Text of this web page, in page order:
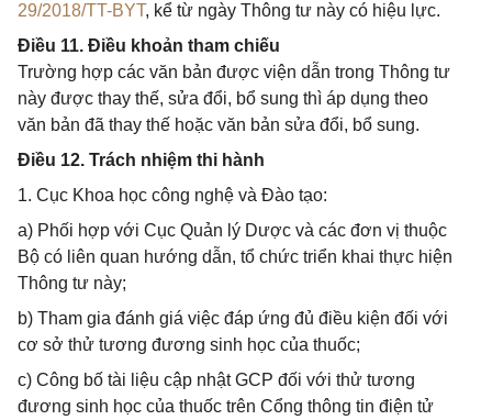
29/2018/TT-BYT, kể từ ngày Thông tư này có hiệu lực.
Điều 11. Điều khoản tham chiếu
Trường hợp các văn bản được viện dẫn trong Thông tư
này được thay thế, sửa đổi, bổ sung thì áp dụng theo
văn bản đã thay thế hoặc văn bản sửa đổi, bổ sung.
Điều 12. Trách nhiệm thi hành
1. Cục Khoa học công nghệ và Đào tạo:
a) Phối hợp với Cục Quản lý Dược và các đơn vị thuộc
Bộ có liên quan hướng dẫn, tổ chức triển khai thực hiện
Thông tư này;
b) Tham gia đánh giá việc đáp ứng đủ điều kiện đối với
cơ sở thử tương đương sinh học của thuốc;
c) Công bố tài liệu cập nhật GCP đối với thử tương
đương sinh học của thuốc trên Cổng thông tin điện tử